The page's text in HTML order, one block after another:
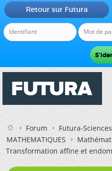
Retour sur Futura
Forum
Futura-
MATHEMATIQUES
Transformation affine et